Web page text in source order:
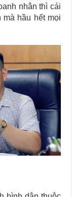
nhân thì cái
mà hầu hết mọi